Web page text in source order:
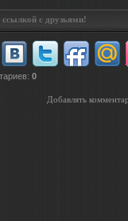
ссылкой с друзьями!
: 0
Добавлять